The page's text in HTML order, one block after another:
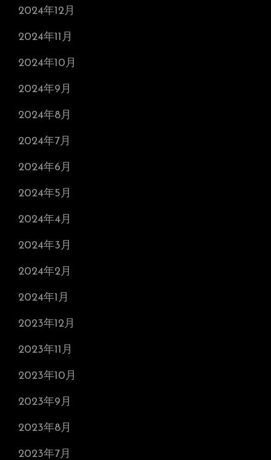
2024年12月
2024年11月
2024年10月
2024年9月
2024年8月
2024年7月
2024年6月
2024年5月
2024年4月
2024年3月
2024年2月
2024年1月
2023年12月
2023年11月
2023年10月
2023年9月
2023年8月
2023年7月